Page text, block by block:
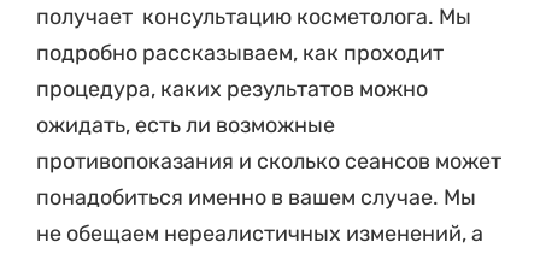
получает консультацию косметолога. Мы
подробно рассказываем, как проходит
процедура, каких результатов можно
ожидать, есть ли возможные
противопоказания и сколько сеансов может
понадобиться именно в вашем случае. Мы
не обещаем нереалистичных изменений, а